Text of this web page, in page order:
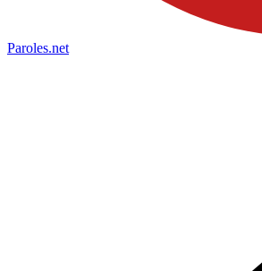
Paroles.net